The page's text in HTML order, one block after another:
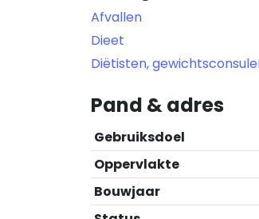
Afvallen
Dieet
Diëtisten,
Pand & adres
Gebruiksdoel
Oppervlakte
Bouwjaar